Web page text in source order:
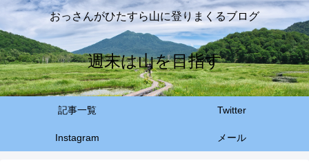
おっさんがひたすら山に登りまくるブログ
週末は山を目指す
記事一覧 Twitter
Instagram メール